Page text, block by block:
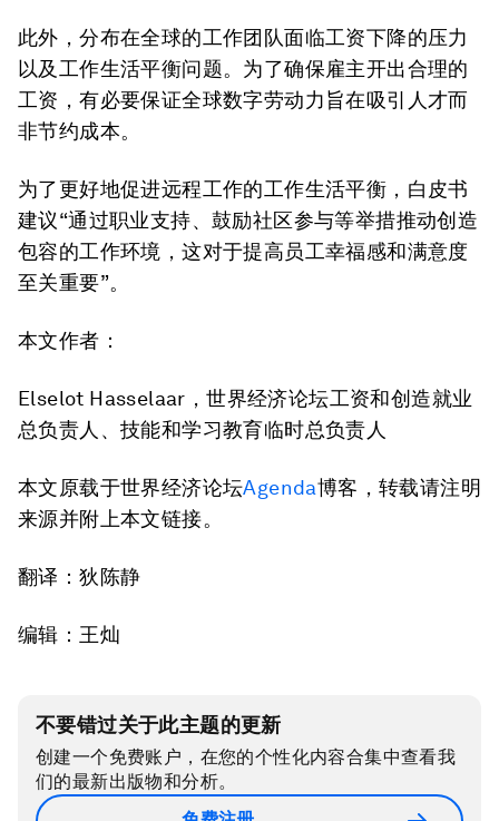
此外，分布在全球的工作团队面临工资下降的压力
以及工作生活平衡问题。为了确保雇主开出合理的
工资，有必要保证全球数字劳动力旨在吸引人才而
非节约成本。
为了更好地促进远程工作的工作生活平衡，白皮书
建议“通过职业支持、鼓励社区参与等举措推动创造
包容的工作环境，这对于提高员工幸福感和满意度
至关重要”。
本文作者：
Elselot Hasselaar，世界经济论坛工资和创造就业
总负责人、技能和学习教育临时总负责人
本文原载于世界经济论坛Agenda博客，转载请注明
来源并附上本文链接。
翻译：狄陈静
编辑：王灿
不要错过关于此主题的更新
创建一个免费账户，在您的个性化内容合集中查看我
们的最新出版物和分析。